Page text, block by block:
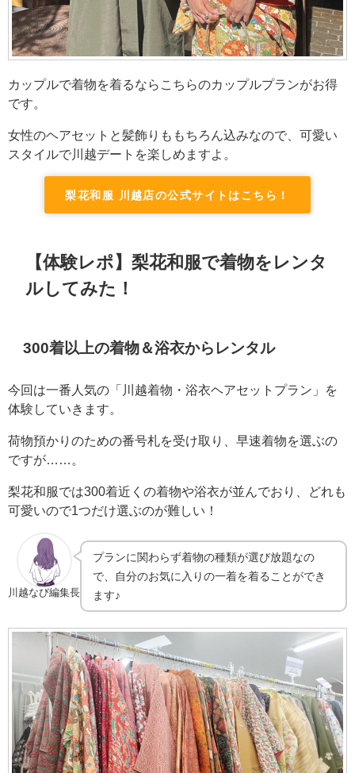
カップルで着物を着るならこちらのカップルプランがお得
です。
女性のヘアセットと髪飾りももちろん込みなので、可愛い
スタイルで川越デートを楽しめますよ。
梨花和服 川越店の公式サイトはこちら！
【体験レポ】梨花和服で着物をレンタ
ルしてみた！
300着以上の着物＆浴衣からレンタル
今回は一番人気の「川越着物・浴衣ヘアセットプラン」を
体験していきます。
荷物預かりのための番号札を受け取り、早速着物を選ぶの
ですが……。
梨花和服では300着近くの着物や浴衣が並んでおり、どれも
可愛いので1つだけ選ぶのが難しい！
川越なび編集長
プランに関わらず着物の種類が選び放題なの
で、自分のお気に入りの一着を着ることができ
ます♪